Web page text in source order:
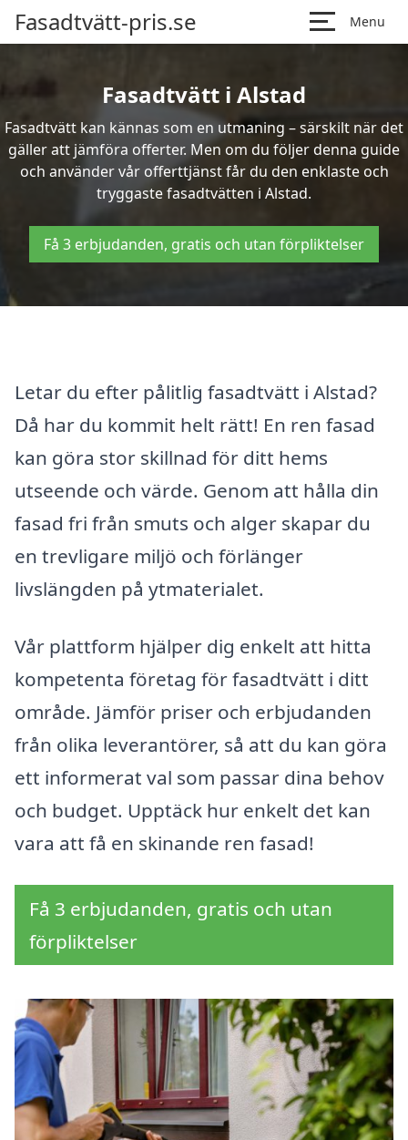
Fasadtvätt-pris.se Menu
Fasadtvätt i Alstad
Fasadtvätt kan kännas som en utmaning – särskilt när det
gäller att jämföra offerter. Men om du följer denna guide
och använder vår offerttjänst får du den enklaste och
tryggaste fasadtvätten i Alstad.
Få 3 erbjudanden, gratis och utan förpliktelser
Letar du efter pålitlig fasadtvätt i Alstad?
Då har du kommit helt rätt! En ren fasad
kan göra stor skillnad för ditt hems
utseende och värde. Genom att hålla din
fasad fri från smuts och alger skapar du
en trevligare miljö och förlänger
livslängden på ytmaterialet.
Vår plattform hjälper dig enkelt att hitta
kompetenta företag för fasadtvätt i ditt
område. Jämför priser och erbjudanden
från olika leverantörer, så att du kan göra
ett informerat val som passar dina behov
och budget. Upptäck hur enkelt det kan
vara att få en skinande ren fasad!
Få 3 erbjudanden, gratis och utan
förpliktelser